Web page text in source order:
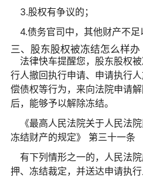
3.股权有争议的；
4.债务官司中，其他财产不足
三、股东股权被冻结怎么样办
法律快车提醒您，股东股权
行人撤回执行申请、申请执行
偿债权等行为，来向法院申请
后，能够予以解除冻结。
《最高人民法院关于人民法
冻结财产的规定》 第三十一条
有下列情形之一的，人民法
押、冻结裁定，并送达申请执